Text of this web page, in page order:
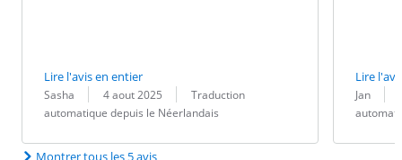
Lire l'avis en entier
Évaluation par :
Sasha
Date : 4 aout 2025
Traduction :
Traduction
automatique depuis le Néerlandais
Lire
Évaluation
Jan
Date :
Traduction :
Montrer tous les 5 avis